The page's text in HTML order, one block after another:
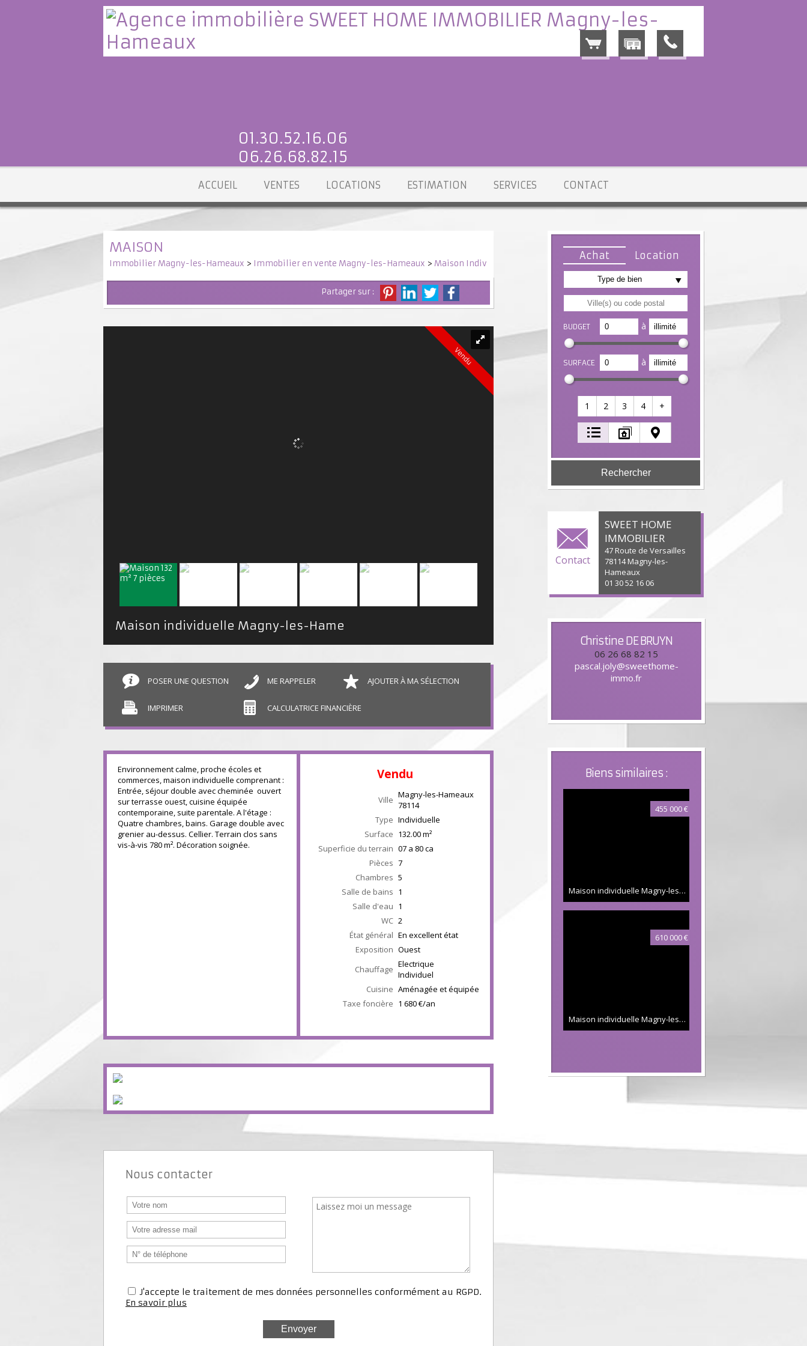
01.30.52.16.06
06.26.68.82.15
ACCUEIL VENTES LOCATIONS ESTIMATION SERVICES CONTACT
Achat Location
Type de bien
BUDGET à
SURFACE à
1 2 3 4 +
Contact
SWEET HOME
IMMOBILIER
47 Route de Versailles
78114 Magny-les-
Hameaux
01 30 52 16 06
Christine DE BRUYN
06 26 68 82 15
pascal.joly@sweethome-
immo.fr
Biens similaires :
455 000 €
Maison individuelle Magny-les-Hameaux
610 000 €
Maison individuelle Magny-les-Hameaux
MAISON
Immobilier Magny-les-Hameaux > Immobilier en vente Magny-les-Hameaux > Maison Individuelle en vente Magny-les-Hameaux
Partager sur :
Vendu
POSER UNE QUESTION ME RAPPELER AJOUTER À MA SÉLECTION
IMPRIMER CALCULATRICE FINANCIÈRE
Environnement calme, proche écoles et
commerces, maison individuelle comprenant :
Entrée, séjour double avec cheminée ouvert
sur terrasse ouest, cuisine équipée
contemporaine, suite parentale. A l'étage :
Quatre chambres, bains. Garage double avec
grenier au-dessus. Cellier. Terrain clos sans
vis-à-vis 780 m². Décoration soignée.
Vendu
Ville Magny-les-Hameaux
78114
Type Individuelle
Surface 132.00m²
Superficie du terrain 07 a 80 ca
Pièces 7
Chambres 5
Salle de bains 1
Salle d'eau 1
WC 2
État général En excellent état
Exposition Ouest
Chauffage Electrique
Individuel
Cuisine Aménagée et équipée
Taxe foncière 1 680 €/an
Nous contacter
J'accepte le traitement de mes données personnelles conformément au RGPD.
En savoir plus